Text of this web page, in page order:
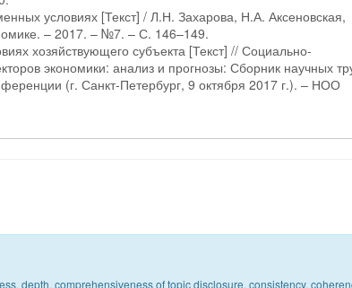
условиях [Текст] / Л.Н. Захарова, Н.А. Аксеновская,
– 2017. – №7. – С. 146–149.
хозяйствующего субъекта [Текст] // Социально-
экономики: анализ и прогнозы: Сборник научных
(г. Санкт-Петербург, 9 октября 2017 г.). – НОО
depth, comprehensiveness of topic disclosure, consistency,